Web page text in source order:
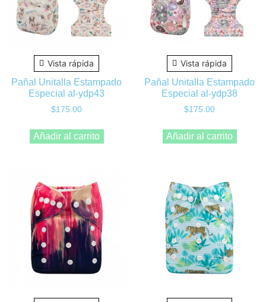
Vista rápida
Pañal Unitalla Estampado
Especial al-ydp43
$175.00
Añadir al carrito
Vista rápida
Pañal Unitalla Estampado
Especial al-ydp38
$175.00
Añadir al carrito